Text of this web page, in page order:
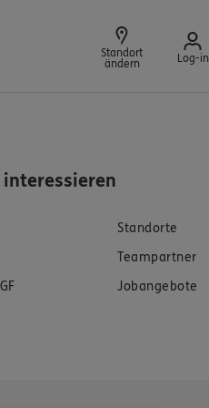
Standort
ändern
Log-in
interessieren
Standorte
Teampartner
Jobangebote